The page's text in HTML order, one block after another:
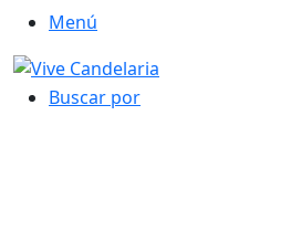
Menú
Buscar por